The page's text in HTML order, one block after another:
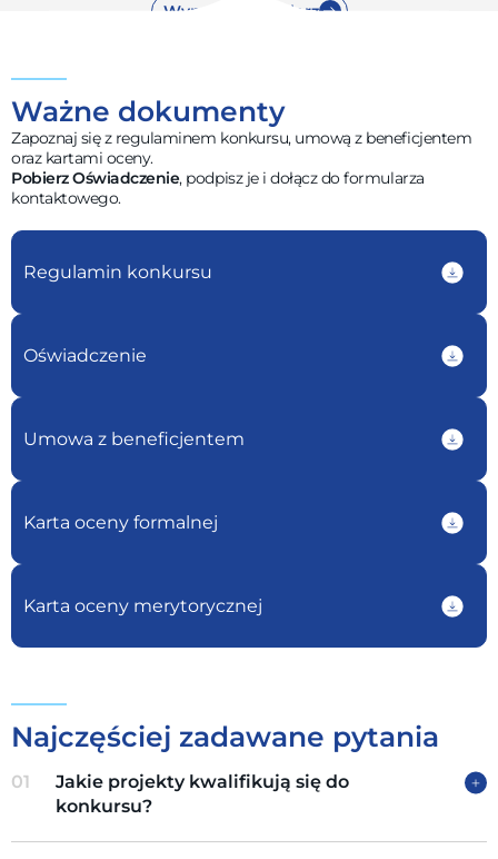
Wypełnij formularz
Ważne dokumenty
Zapoznaj się z regulaminem konkursu, umową z beneficjentem
oraz kartami oceny.
Pobierz Oświadczenie, podpisz je i dołącz do formularza
kontaktowego.
Regulamin konkursu
Oświadczenie
Umowa z beneficjentem
Karta oceny formalnej
Karta oceny merytorycznej
Najczęściej zadawane pytania
01
Jakie projekty kwalifikują się do
konkursu?